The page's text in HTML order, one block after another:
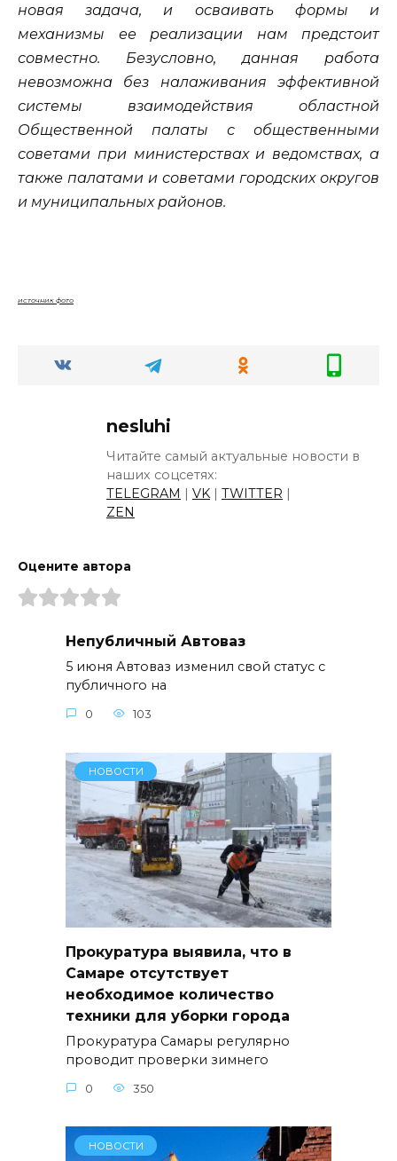
новая задача, и осваивать формы и
механизмы ее реализации нам предстоит
совместно. Безусловно, данная работа
невозможна без налаживания эффективной
системы взаимодействия областной
Общественной палаты с общественными
советами при министерствах и ведомствах, а
также палатами и советами городских округов
и муниципальных районов.
источник фото
nesluhi
Читайте самый актуальные новости в
наших соцсетях:
TELEGRAM | VK | TWITTER |
ZEN
Оцените автора
Непубличный Автоваз
5 июня Автоваз изменил свой статус с
публичного на
0 103
НОВОСТИ
Прокуратура выявила, что в
Самаре отсутствует
необходимое количество
техники для уборки города
Прокуратура Самары регулярно
проводит проверки зимнего
0 350
НОВОСТИ